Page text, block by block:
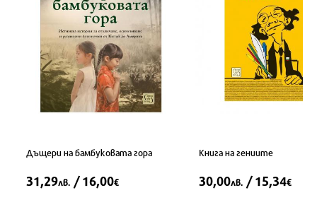
Дъщери на бамбуковата гора
31,29лв. / 16,00€
Книга на гениите
30,00лв. / 15,34€